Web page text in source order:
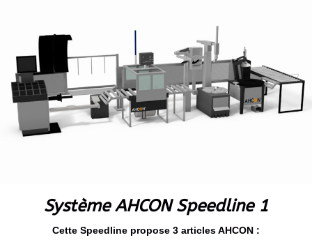
Système AHCON Speedline 1
Cette Speedline propose 3 articles AHCON :